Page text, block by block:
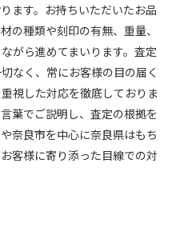
ます。お持ちいただいたお品
の種類や刻印の有無、重量、
がら進めてまいります。査定
なく、常にお客様の目の届く
視した対応を徹底しておりま
葉でご説明し、査定の根拠を
奈良市を中心に奈良県はもち
客様に寄り添った目線での対